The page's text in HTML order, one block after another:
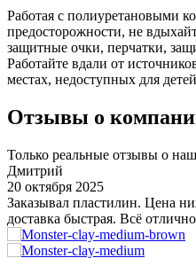
Работая с полиуретановыми
предосторожности, не
защитные очки, перчатки,
Работайте вдали от
местах, недоступных для
Отзывы о
Только реальные отзывы о
Дмитрий
20 октября 2025
Заказывал пластилин. Цена
доставка быстрая. Всё